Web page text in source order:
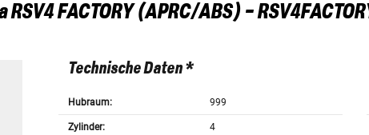
RSV4 FACTORY (APRC/ABS) -
Technische Daten *
Hubraum: 999
Zylinder: 4